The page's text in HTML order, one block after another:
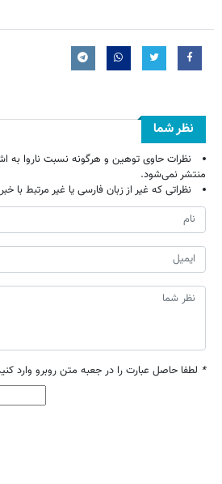
نظر شما
نظرات حاوی توهین و هرگونه نسبت ناروا
منتشر نمی‌شود.
نظراتی که غیر از زبان فارسی یا غیر مرتبط با
* لطفا حاصل عبارت را در جعبه متن روبرو وارد